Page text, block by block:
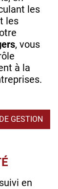
les
les
, vous
à la
GESTION
en